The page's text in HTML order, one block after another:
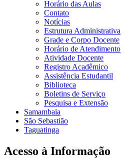
Horário das Aulas
Contato
Notícias
Estrutura Administrativa
Grade e Corpo Docente
Horário de Atendimento
Atividade Docente
Registro Acadêmico
Assistência Estudantil
Biblioteca
Boletins de Serviço
Pesquisa e Extensão
Samambaia
São Sebastião
Taguatinga
Acesso à Informação